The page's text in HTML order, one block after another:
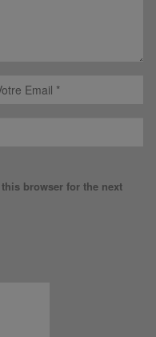
browser for the next